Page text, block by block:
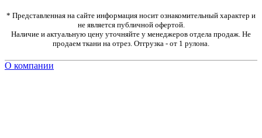
* Представленная на сайте информация носит ознакомительный характер и
не является публичной офертой.
Наличие и актуальную цену уточняйте у менеджеров отдела продаж. Не
продаем ткани на отрез. Отгрузка - от 1 рулона.
О компании